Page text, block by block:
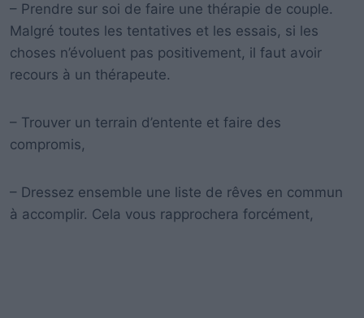
– Prendre sur soi de faire une thérapie de couple.
Malgré toutes les tentatives et les essais, si les
choses n’évoluent pas positivement, il faut avoir
recours à un thérapeute.
– Trouver un terrain d’entente et faire des
compromis,
– Dressez ensemble une liste de rêves en commun
à accomplir. Cela vous rapprochera forcément,